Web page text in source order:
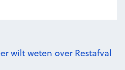
wilt weten over Restafval